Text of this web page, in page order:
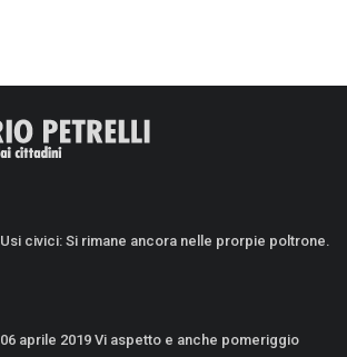
Usi civici: Si rimane ancora nelle prorpie poltrone.
06 aprile 2019 Vi aspetto e anche pomeriggio